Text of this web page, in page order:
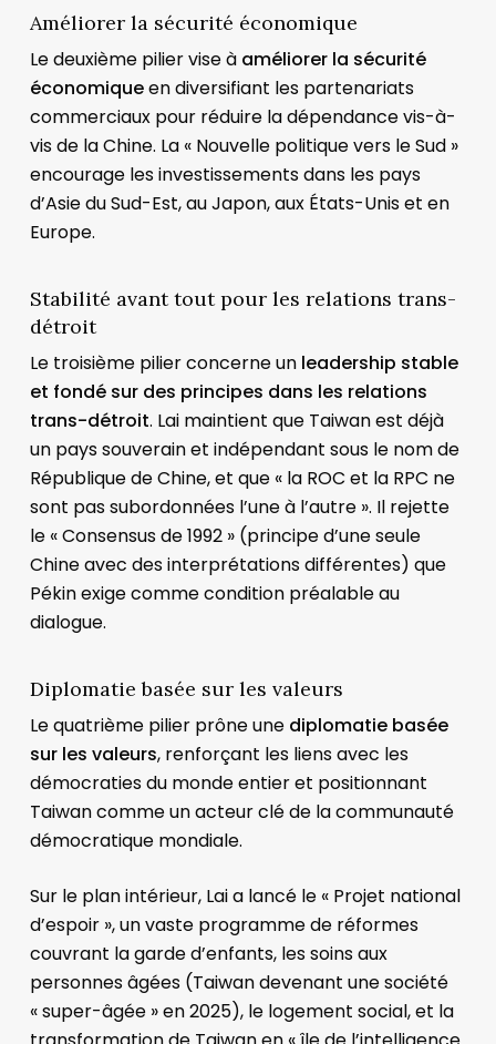
Améliorer la sécurité économique
Le deuxième pilier vise à améliorer la sécurité
économiqueen diversifiant les partenariats
commerciaux pour réduire la dépendance vis-à-
vis de la Chine. La « Nouvelle politique vers le Sud »
encourage les investissements dans les pays
d’Asie du Sud-Est, au Japon, aux États-Unis et en
Europe.
Stabilité avant tout pour les relations trans-
détroit
Le troisième pilier concerne un leadership stable
et fondé sur des principes dans les relations
trans-détroit. Lai maintient que Taiwan est déjà
un pays souverain et indépendant sous le nom de
République de Chine, et que « la ROC et la RPC ne
sont pas subordonnées l’une à l’autre ». Il rejette
le « Consensus de 1992 » (principe d’une seule
Chine avec des interprétations différentes) que
Pékin exige comme condition préalable au
dialogue.
Diplomatie basée sur les valeurs
Le quatrième pilier prône une diplomatie basée
sur les valeurs, renforçant les liens avec les
démocraties du monde entier et positionnant
Taiwan comme un acteur clé de la communauté
démocratique mondiale.
Sur le plan intérieur, Lai a lancé le « Projet national
d’espoir », un vaste programme de réformes
couvrant la garde d’enfants, les soins aux
personnes âgées (Taiwan devenant une société
« super-âgée » en 2025), le logement social, et la